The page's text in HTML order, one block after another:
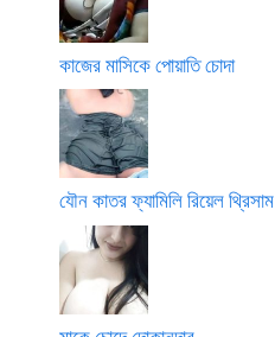
কাজের মাসিকে পোয়াতি চোদা
যৌন কাতর ফ্যামিলি রিয়েল থ্রিসাম